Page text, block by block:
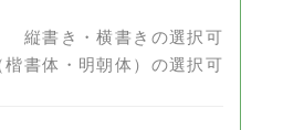
縦書き・横書きの選択可
楷書体・明朝体）の選択可